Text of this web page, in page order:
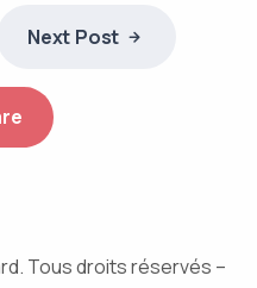
Next Post
Tous droits réservés –